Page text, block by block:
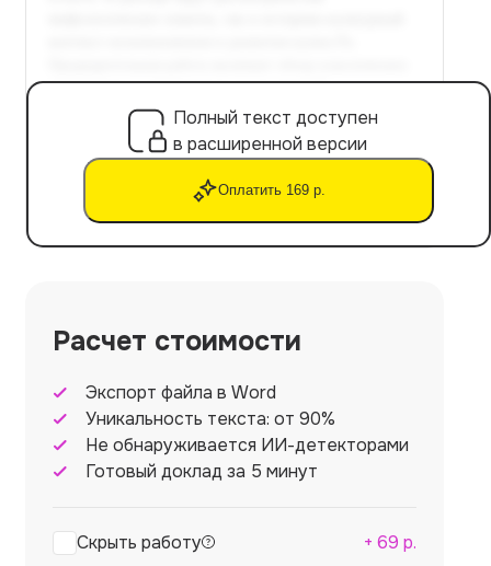
Полный текст доступен
в расширенной версии
Оплатить 169 р.
Расчет стоимости
Экспорт файла в Word
Уникальность текста: от 90%
Не обнаруживается ИИ-детекторами
Готовый доклад за 5 минут
Скрыть работу + 69 р.